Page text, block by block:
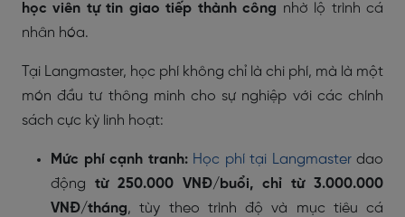
học viên tự tin giao tiếp thành công nhờ lộ trình cá
nhân hóa.
Tại Langmaster, học phí không chỉ là chi phí, mà là một
món đầu tư thông minh cho sự nghiệp với các chính
sách cực kỳ linh hoạt:
Mức phí cạnh tranh: Học phí tại Langmasterdao
động từ 250.000 VNĐ/buổi, chỉ từ 3.000.000
VNĐ/tháng, tùy theo trình độ và mục tiêu cá